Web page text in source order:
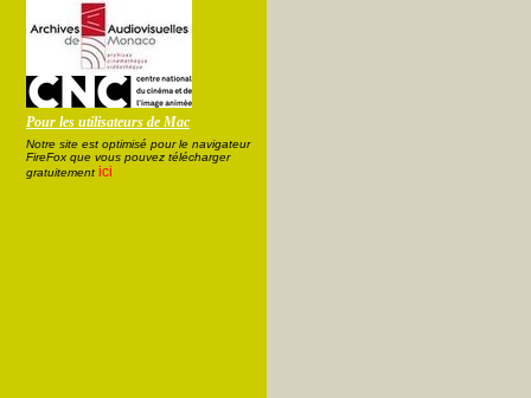
Pour les utilisateurs de Mac
Notre site est optimisé pour le navigateur
FireFox que vous pouvez télécharger
gratuitement ici